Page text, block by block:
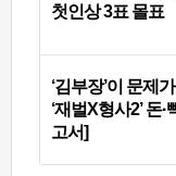
첫인상 3표 몰표
‘김부장’이 문제
‘재벌X형사2’ 돈
고서]